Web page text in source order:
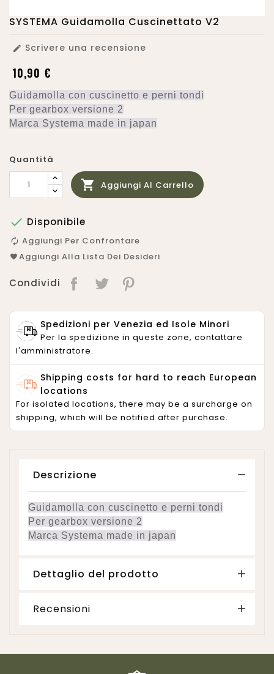
SYSTEMA Guidamolla Cuscinettato V2
 Scrivere una recensione
10,90 €
Guidamolla con cuscinetto e perni tondi
Per gearbox versione 2
Marca Systema made in japan
Quantità
 Aggiungi Al Carrello
 Disponibile
Aggiungi Per Confrontare
Aggiungi Alla Lista Dei Desideri
Condividi
Spedizioni per Venezia ed Isole Minori
Per la spedizione in queste zone, contattare
l'amministratore.
Shipping costs for hard to reach European
locations
For isolated locations, there may be a surcharge on
shipping, which will be notified after purchase.
Descrizione
Guidamolla con cuscinetto e perni tondi
Per gearbox versione 2
Marca Systema made in japan
Dettaglio del prodotto
Recensioni